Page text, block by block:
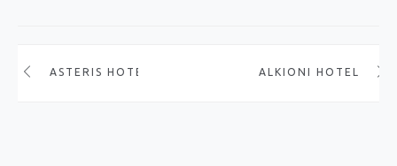
ASTERIS HOTEL ALKIONI HOTEL